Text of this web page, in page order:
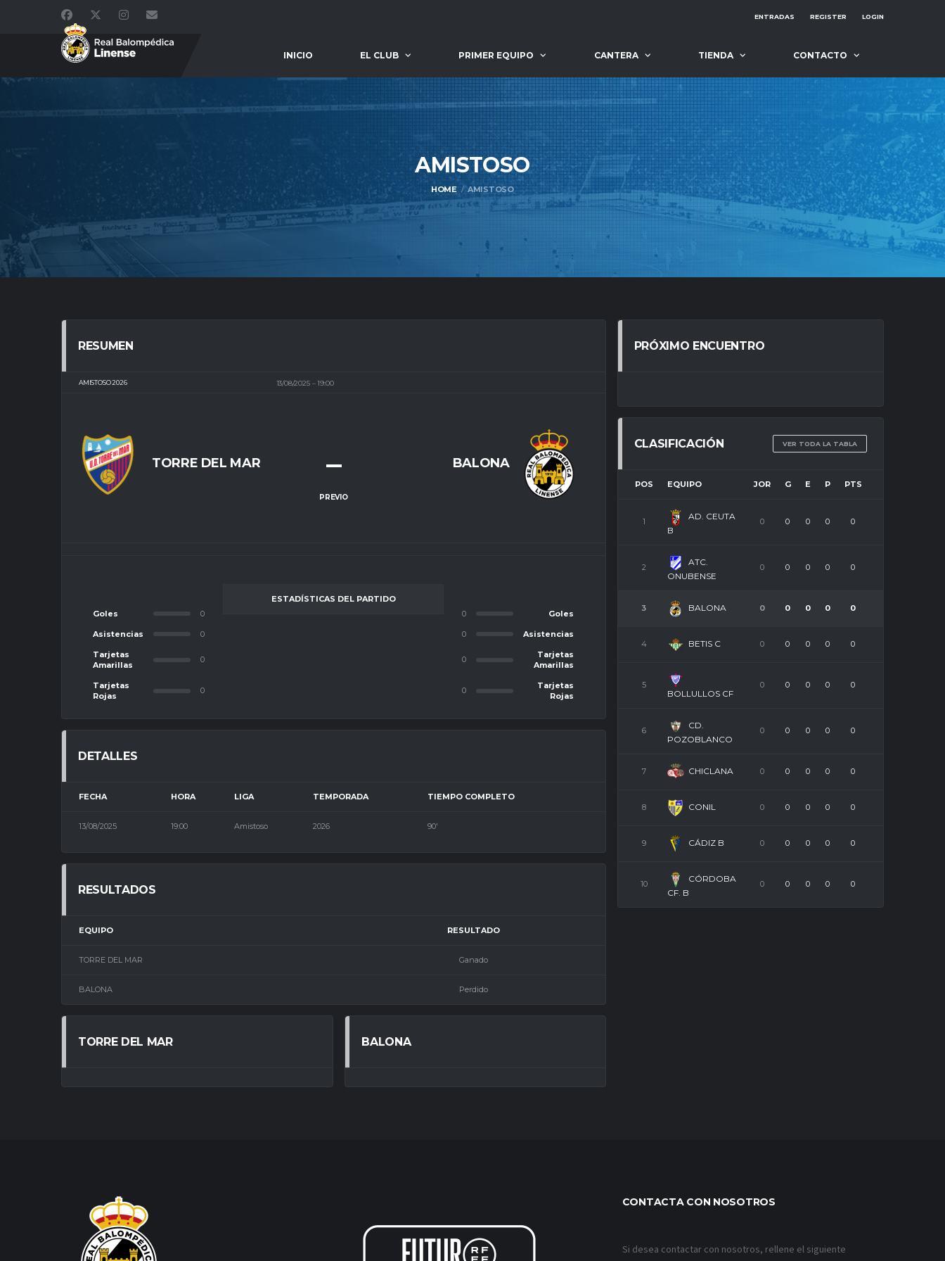
ENTRADAS REGISTER LOGIN
INICIO EL CLUB PRIMER EQUIPO CANTERA TIENDA CONTACTO
AMISTOSO
HOME AMISTOSO
RESUMEN
AMISTOSO 2026 13/08/2025 19:00
TORRE DEL MAR BALONA
–
PREVIO
ESTADÍSTICAS DEL PARTIDO
Goles
0
Asistencias 0
Tarjetas
Amarillas
0
Tarjetas
Rojas
0
0 Goles
0 Asistencias
0
Tarjetas
Amarillas
0
Tarjetas
Rojas
DETALLES
FECHA HORA LIGA TEMPORADA TIEMPO COMPLETO
13/08/2025 19:00 Amistoso 2026 90'
RESULTADOS
EQUIPO RESULTADO
TORRE DEL MAR Ganado
BALONA Perdido
TORRE DEL MAR BALONA
PRÓXIMO ENCUENTRO
CLASIFICACIÓN VER TODA LA TABLA
POS EQUIPO JOR G E P PTS
1
AD. CEUTA
B
0 0 0 0 0
2
ATC.
ONUBENSE
0 0 0 0 0
3 BALONA 0 0 0 0 0
4 BETIS C 0 0 0 0 0
5
BOLLULLOS CF
0 0 0 0 0
6
CD.
POZOBLANCO
0 0 0 0 0
7 CHICLANA 0 0 0 0 0
8 CONIL 0 0 0 0 0
9 CÁDIZ B 0 0 0 0 0
10
CÓRDOBA
CF. B
0 0 0 0 0
CONTACTA CON NOSOTROS
Si desea contactar con nosotros, rellene el siguiente